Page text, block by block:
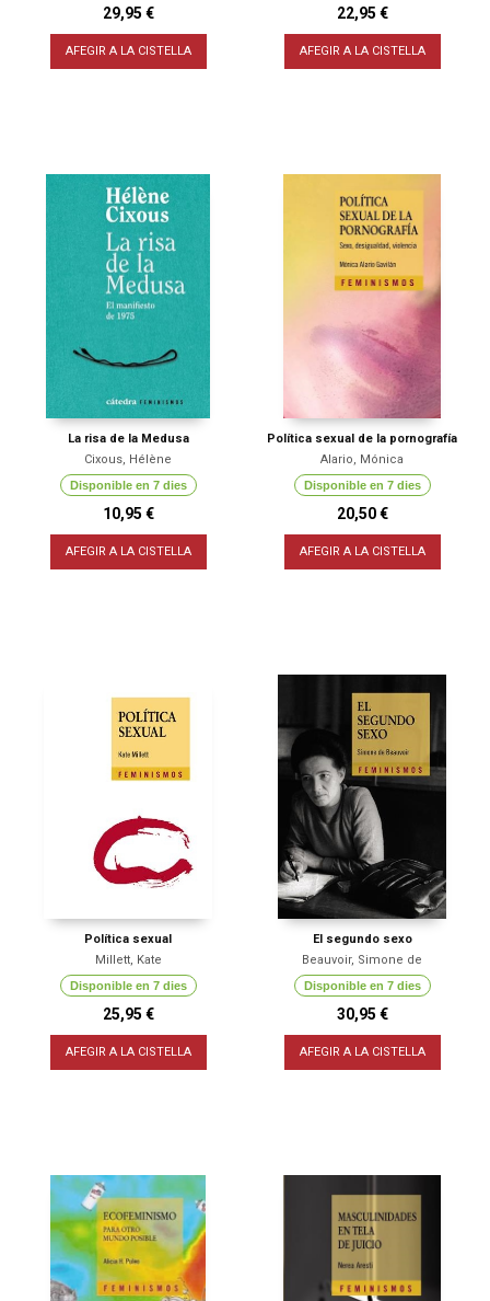
29,95 €
AFEGIR A LA CISTELLA
22,95 €
AFEGIR A LA CISTELLA
La risa de la Medusa
Cixous, Hélène
Disponible en 7 dies
10,95 €
AFEGIR A LA CISTELLA
Política sexual de la pornografía
Alario, Mónica
Disponible en 7 dies
20,50 €
AFEGIR A LA CISTELLA
Política sexual
Millett, Kate
Disponible en 7 dies
25,95 €
AFEGIR A LA CISTELLA
El segundo sexo
Beauvoir, Simone de
Disponible en 7 dies
30,95 €
AFEGIR A LA CISTELLA